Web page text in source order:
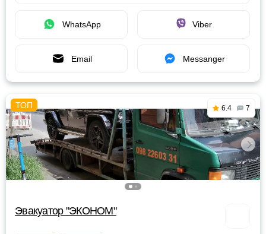
WhatsApp Viber
Email Messanger
6.4 7
Эвакуатор "ЭКОНОМ"